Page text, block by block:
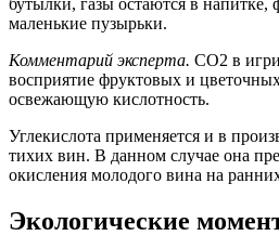
маленькие пузырьки.
Комментарий эксперта. CO2 в
восприятие фруктовых и цветочных
освежающую кислотность.
Углекислота применяется и в
тихих вин. В данном случае она
окисления молодого вина на
Экологические